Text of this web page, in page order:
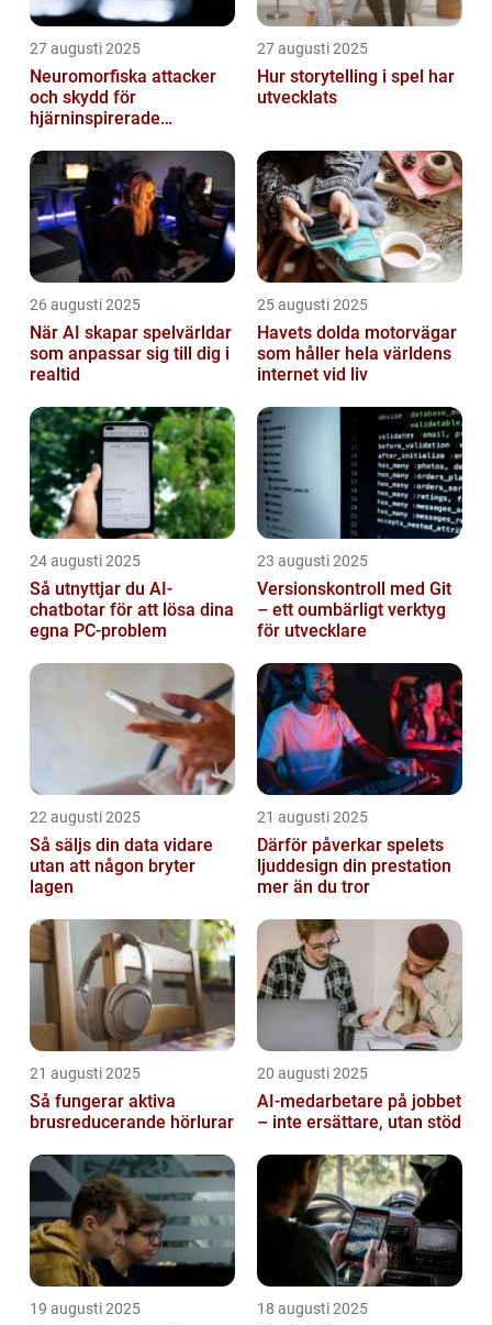
27 augusti 2025
Neuromorfiska attacker
och skydd för
hjärninspirerade
27 augusti 2025
Hur storytelling i spel har
utvecklats
26 augusti 2025
När AI skapar spelvärldar
som anpassar sig till dig i
realtid
25 augusti 2025
Havets dolda motorvägar
som håller hela världens
internet vid liv
24 augusti 2025
Så utnyttjar du AI-
chatbotar för att lösa dina
egna PC-problem
23 augusti 2025
Versionskontroll med Git
– ett oumbärligt verktyg
för utvecklare
22 augusti 2025
Så säljs din data vidare
utan att någon bryter
lagen
21 augusti 2025
Därför påverkar spelets
ljuddesign din prestation
mer än du tror
21 augusti 2025
Så fungerar aktiva
brusreducerande hörlurar
20 augusti 2025
AI‑medarbetare på jobbet
– inte ersättare, utan stöd
19 augusti 2025 18 augusti 2025